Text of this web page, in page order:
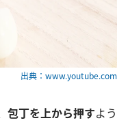
出典：www.youtube.com
包丁を上から押すよう